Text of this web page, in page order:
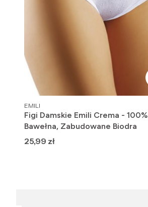
PRODUCENT
EMILI
Figi Damskie Emili Crema - 100%
Bawełna, Zabudowane Biodra
Cena
25,99 zł